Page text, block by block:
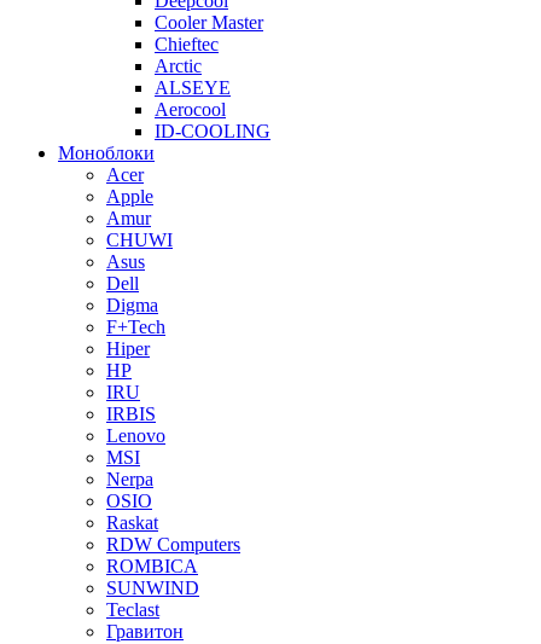
Cooler Master
Chieftec
Arctic
ALSEYE
Aerocool
ID-COOLING
Моноблоки
Acer
Apple
Amur
CHUWI
Asus
Dell
Digma
F+Tech
Hiper
HP
IRU
IRBIS
Lenovo
MSI
Nerpa
OSIO
Raskat
RDW Computers
ROMBICA
SUNWIND
Teclast
Гравитон